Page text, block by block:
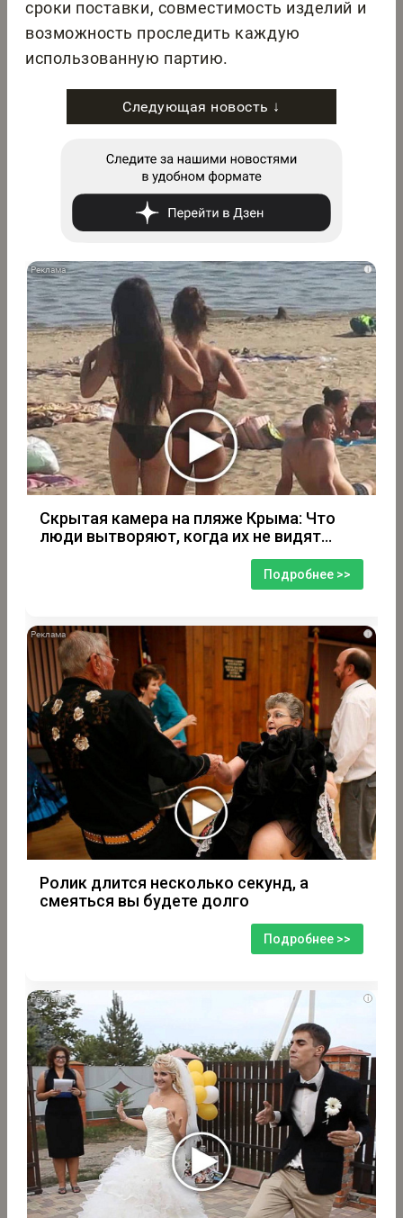
сроки поставки, совместимость изделий и
возможность проследить каждую
использованную партию.
Следующая новость ↓
i
Скрытая камера на пляже Крыма: Что
люди вытворяют, когда их не видят...
Подробнее >>
i
Ролик длится несколько секунд, а
смеяться вы будете долго
Подробнее >>
i